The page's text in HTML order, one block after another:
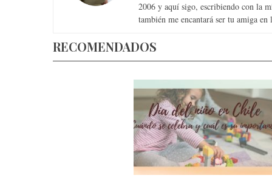
2006 y aquí sigo, escribiendo con la
también me encantará ser tu amiga en
RECOMENDADOS